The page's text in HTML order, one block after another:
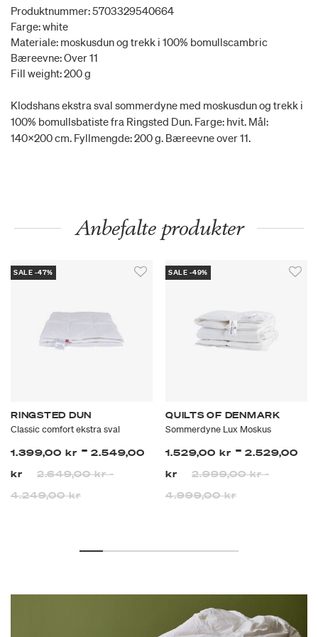
Produktnummer: 5703329540664
Farge: white
Materiale: moskusdun og trekk i 100% bomullscambric
Bæreevne: Over 11
Fill weight: 200 g
Klodshans ekstra sval sommerdyne med moskusdun og trekk i
100% bomullsbatiste fra Ringsted Dun. Farge: hvit. Mål:
140x200 cm. Fyllmengde: 200 g. Bæreevne over 11.
Anbefalte produkter
SALE -47%
RINGSTED DUN
Classic comfort ekstra sval
1.399,00 kr - 2.549,00
kr
2.649,00 kr-
4.249,00 kr
SALE -49%
QUILTS OF DENMARK
Sommerdyne Lux Moskus
1.529,00 kr - 2.529,00
kr
2.999,00 kr-
4.999,00 kr